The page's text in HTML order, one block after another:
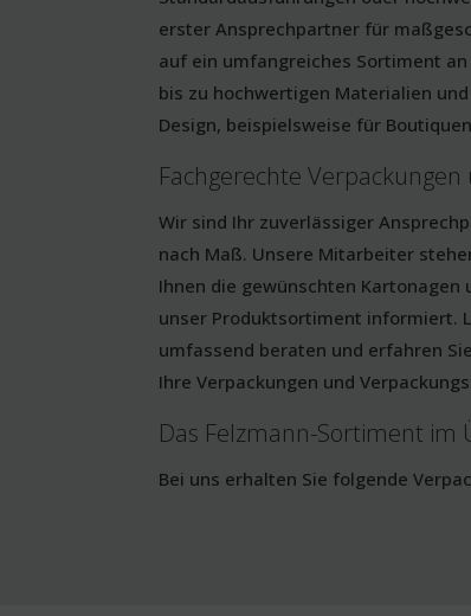
erster Ansprechpartner für
auf ein umfangreiches Sortiment
bis zu hochwertigen Materialien
Design, beispielsweise für
Fachgerechte
Wir sind Ihr zuverlässiger
nach Maß. Unsere Mitarbeiter
Ihnen die gewünschten Kartonagen
unser Produktsortiment informiert.
umfassend beraten und erfahren
Ihre Verpackungen und
Das Felzmann-Sortiment im
Bei uns erhalten Sie folgende